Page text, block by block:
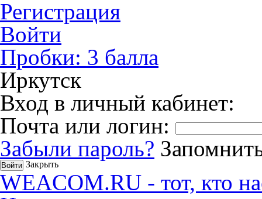
Регистрация
Войти
Пробки: 3 балла
Иркутск
Вход в личный кабинет:
Почта или логин:
Забыли пароль?
Закрыть
WEACOM.RU - тот, кто